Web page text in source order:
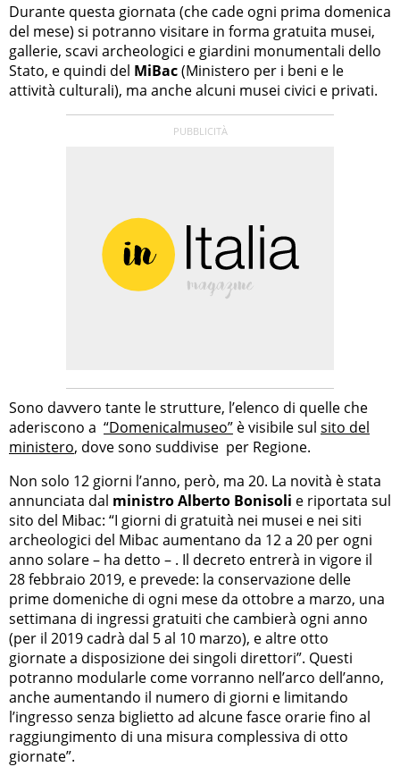
Durante questa giornata (che cade ogni prima domenica
del mese) si potranno visitare in forma gratuita musei,
gallerie, scavi archeologici e giardini monumentali dello
Stato, e quindi del MiBac(Ministero per i beni e le
attività culturali), ma anche alcuni musei civici e privati.
Sono davvero tante le strutture, l’elenco di quelle che
aderiscono a “Domenicalmuseo” è visibile sul sito del
ministero, dove sono suddivise per Regione.
Non solo 12 giorni l’anno, però, ma 20. La novità è stata
annunciata dal ministroAlberto Bonisoli e riportata sul
sito del Mibac: “I giorni di gratuità nei musei e nei siti
archeologici del Mibac aumentano da 12 a 20 per ogni
anno solare – ha detto – . Il decreto entrerà in vigore il
28 febbraio 2019, e prevede: la conservazione delle
prime domeniche di ogni mese da ottobre a marzo, una
settimana di ingressi gratuiti che cambierà ogni anno
(per il 2019 cadrà dal 5 al 10 marzo), e altre otto
giornate a disposizione dei singoli direttori”. Questi
potranno modularle come vorranno nell’arco dell’anno,
anche aumentando il numero di giorni e limitando
l’ingresso senza biglietto ad alcune fasce orarie fino al
raggiungimento di una misura complessiva di otto
giornate”.